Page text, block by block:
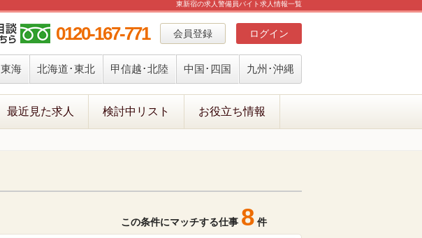
東新宿の求人警備員バイト求人情報一覧
会員登録 ログイン
0120-167-771
東海 北海道･東北 甲信越･北陸 中国･四国 九州･沖縄
最近見た求人 検討中リスト お役立ち情報
この条件にマッチする仕事 8 件